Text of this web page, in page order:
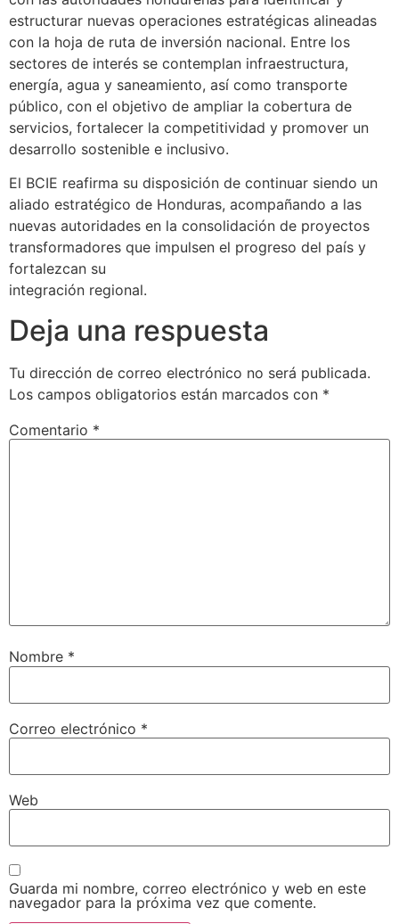
estructurar nuevas operaciones estratégicas alineadas
con la hoja de ruta de inversión nacional. Entre los
sectores de interés se contemplan infraestructura,
energía, agua y saneamiento, así como transporte
público, con el objetivo de ampliar la cobertura de
servicios, fortalecer la competitividad y promover un
desarrollo sostenible e inclusivo.
El BCIE reafirma su disposición de continuar siendo un
aliado estratégico de Honduras, acompañando a las
nuevas autoridades en la consolidación de proyectos
transformadores que impulsen el progreso del país y
fortalezcan su
integración regional.
Deja una respuesta
Tu dirección de correo electrónico no será publicada.
Los campos obligatorios están marcados con *
Comentario *
Nombre *
Correo electrónico *
Web
Guarda mi nombre, correo electrónico y web en este
navegador para la próxima vez que comente.